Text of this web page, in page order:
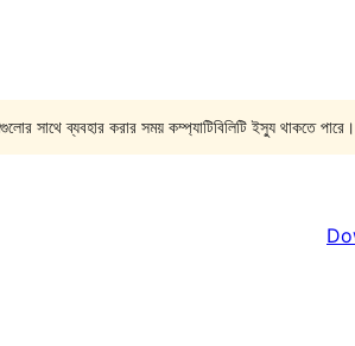
সাথে ব্যবহার করার সময় কম্প্যাটিবিলিটি ইস্যু থাকতে পারে।